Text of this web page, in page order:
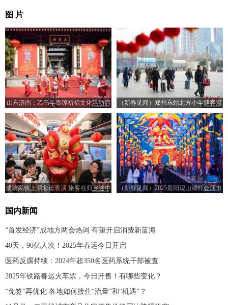
图 片
山东济南：乙巳年秦琼祈福文化活动启
幕
（新春见闻）郑州东站北方小年迎客流
高峰 预计发送旅客18万人次
成渝高铁上演非遗表演 旅客在归乡途中
（新春见闻）2025贵阳观山湖灯会庙市
国内新闻
“首发经济”成地方两会热词 有望开启消费新蓝海
40天，90亿人次！2025年春运今日开启
医药反腐持续：2024年超350名医药系统干部被查
2025年铁路春运火车票，今日开售！有哪些变化？
“免签”再优化 各地如何接住“流量”和“机遇”？